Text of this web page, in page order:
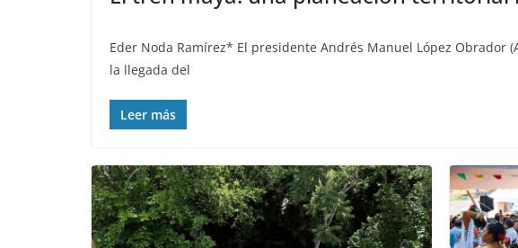
Eder Noda Ramírez* El presidente Andrés Manuel López Obrador
la llegada del
Leer más